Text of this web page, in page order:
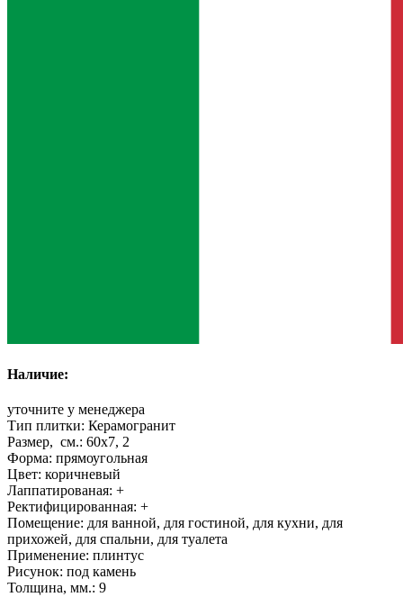
Наличие:
уточните у менеджера
Тип плитки: Керамогранит
Размер, см.: 60x7, 2
Форма: прямоугольная
Цвет: коричневый
Лаппатированая: +
Ректифицированная: +
Помещение: для ванной, для гостиной, для кухни, для
прихожей, для спальни, для туалета
Применение: плинтус
Рисунок: под камень
Толщина, мм.: 9